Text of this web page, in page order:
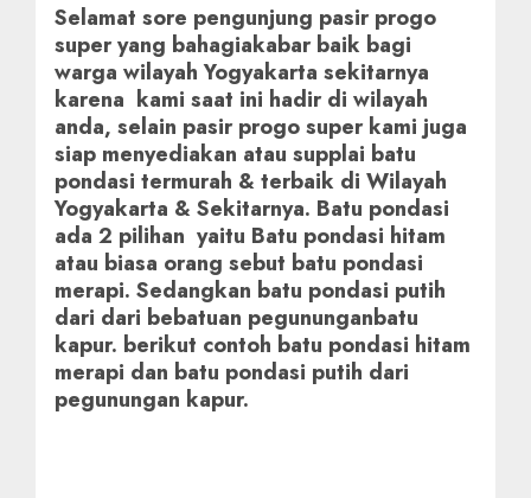
Selamat sore pengunjung pasir progo
super yang bahagiakabar baik bagi
warga wilayah Yogyakarta sekitarnya
karena kami saat ini hadir di wilayah
anda, selain pasir progo super kami juga
siap menyediakan atau supplai batu
pondasi termurah & terbaik di Wilayah
Yogyakarta & Sekitarnya. Batu pondasi
ada 2 pilihan yaitu Batu pondasi hitam
atau biasa orang sebut batu pondasi
merapi. Sedangkan batu pondasi putih
dari dari bebatuan pegununganbatu
kapur. berikut contoh batu pondasi hitam
merapi dan batu pondasi putih dari
pegunungan kapur.